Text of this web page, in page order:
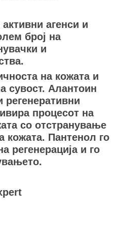
агенси и
број на
и
на кожата и
сувост. Алантоин
регенеративни
процесот на
со отстранување
кожата. Пантенол го
регенерација и го